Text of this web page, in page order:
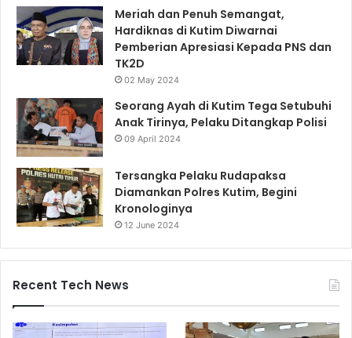
Meriah dan Penuh Semangat,
Hardiknas di Kutim Diwarnai
Pemberian Apresiasi Kepada PNS dan
TK2D
02 May 2024
Seorang Ayah di Kutim Tega Setubuhi
Anak Tirinya, Pelaku Ditangkap Polisi
09 April 2024
Tersangka Pelaku Rudapaksa
Diamankan Polres Kutim, Begini
Kronologinya
12 June 2024
Recent Tech News